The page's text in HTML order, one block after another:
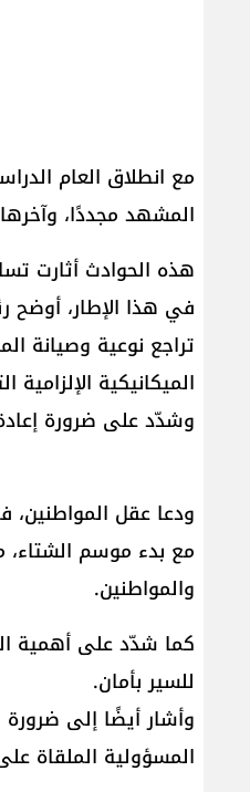
مع انطلاق العام
المشهد مجددًا،
هذه الحوادث أثارت
تراجع نوعية وصيانة
الميكانيكية
وشدّد على ضرورة
ودعا عقل
مع بدء موسم الشتاء،
والمواطنين.
كما شدّد على أهمية
للسير بأمان.
وأشار أيضًا إلى
المسؤولية الملقاة